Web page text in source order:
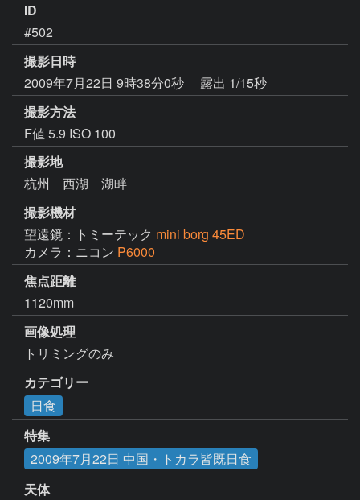
ID
#502
撮影日時
2009年7月22日 9時38分0秒
露出 1/15秒
撮影方法
F値 5.9 ISO 100
撮影地
杭州 西湖 湖畔
撮影機材
望遠鏡：トミーテック mini borg 45ED
カメラ：ニコン P6000
焦点距離
1120mm
画像処理
トリミングのみ
カテゴリー
日食
特集
2009年7月22日 中国・トカラ皆既日食
天体